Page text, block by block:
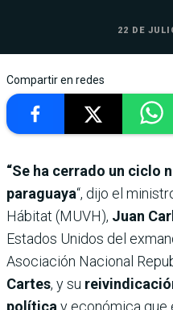
22 DE
Compartir en redes
“Se ha cerrado un ciclo
paraguaya“, dijo el
Hábitat (MUVH), Juan
Estados Unidos del
Asociación Nacional
Cartes, y su
política y económica que